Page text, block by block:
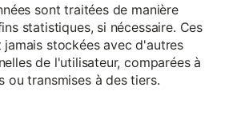
sont traitées de manière
statistiques, si nécessaire. Ces
jamais stockées avec d'autres
de l'utilisateur, comparées à
ou transmises à des tiers.